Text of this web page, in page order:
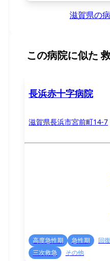
滋賀県の
この病院に似た
長浜赤十字病院
滋賀県長浜市宮前町14-7
高度急性期 急性期 回
三次救急
その他